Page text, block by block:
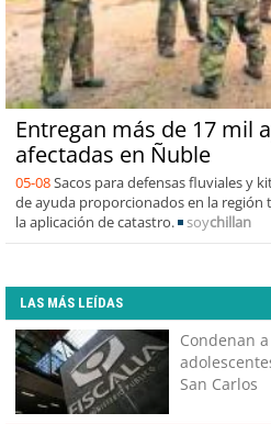
Entregan más de 17 mil
afectadas en Ñuble
05-08Sacos para defensas fluviales y
de ayuda proporcionados en la región
la aplicación de catastro.
soychillan
LAS MÁS LEÍDAS
Condenan
San Carlos